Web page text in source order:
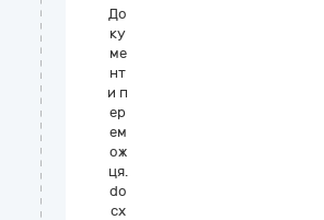
До
ку
ме
нт
и п
ер
ем
ож
ця.
do
cx